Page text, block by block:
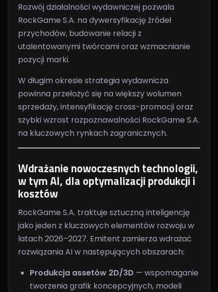
Rozwój działalności wydawniczej pozwala
RockGame S.A. na dywersyfikację źródeł
przychodów, budowanie relacji z
utalentowanymi twórcami oraz wzmacnianie
pozycji marki.
W długim okresie strategia wydawnicza
powinna przełożyć się na większy wolumen
sprzedaży, intensyfikację cross-promocji oraz
szybki wzrost rozpoznawalności RockGame S.A.
na kluczowych rynkach zagranicznych.
Wdrażanie nowoczesnych technologii,
w tym AI, dla optymalizacji produkcji i
kosztów
RockGame S.A. traktuje sztuczną inteligencję
jako jeden z kluczowych elementów rozwoju w
latach 2026–2027. Emitent zamierza wdrażać
rozwiązania AI w następujących obszarach:
Produkcja assetów 2D/3D — wspomaganie
tworzenia grafik koncepcyjnych, modeli